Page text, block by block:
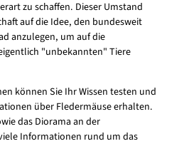
zu schaffen. Dieser Umstand
auf die Idee, den bundesweit
anzulegen, um auf die
"unbekannten" Tiere
können Sie Ihr Wissen testen und
über Fledermäuse erhalten.
das Diorama an der
Informationen rund um das